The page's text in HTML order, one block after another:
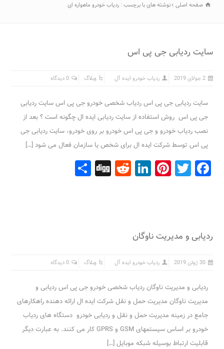
صفحه اصلی نوشته های با برچسب : ردیاب خودرو ماهواره ای
سایت ردیابی جی پی اس
2 جولای 2019 ردیاب خودرو ایده آل وبلاگ 0 دیدگاه
سایت ردیابی جی پی اس ردیاب شخصی خودرو جی پی اس سایت ردیابی
جی پی اس روش استفاده از سایت ردیابی ایده ال چگونه است ؟ بعد از
نصب ردیاب خودرو و جی پی اس خودرو بر روی خودرو، سایت ردیابی جی
پی اس توسط شرکت ایده ال برای شخص یا سازمان فعال می شود […]
Facebook
Twitter
Pinterest
LinkedIn
Reddit
Digg
ردیابی و مدیریت ناوگان
30 ژوئن 2019 ردیاب خودرو ایده آل وبلاگ 0 دیدگاه
ردیابی و مدیریت ناوگان ردیاب شخصی خودرو جی پی اس ردیابی و
مدیریت ناوگان مدیریت حمل و نقل شرکت ایده ال ارائه دهنده راهکارهای
جامع در زمینه مدیریت حمل و نقل و ردیابی خودرو دستگاه های ردیاب
خودرو بر اساس سیستمهای GSM و GPRS کار می کنند. به عبارت دیگر
قابلیت ارتباط بوسیله شبکه موبایل […]